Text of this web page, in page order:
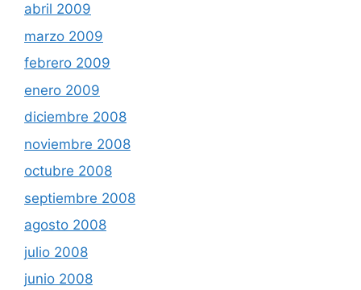
abril 2009
marzo 2009
febrero 2009
enero 2009
diciembre 2008
noviembre 2008
octubre 2008
septiembre 2008
agosto 2008
julio 2008
junio 2008